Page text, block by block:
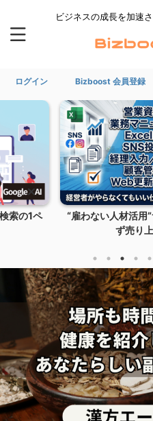
ビジネスの成長を加速
ログイン Bizboost 会員登録
を増やさ
不動産オーナー向
も、物件の